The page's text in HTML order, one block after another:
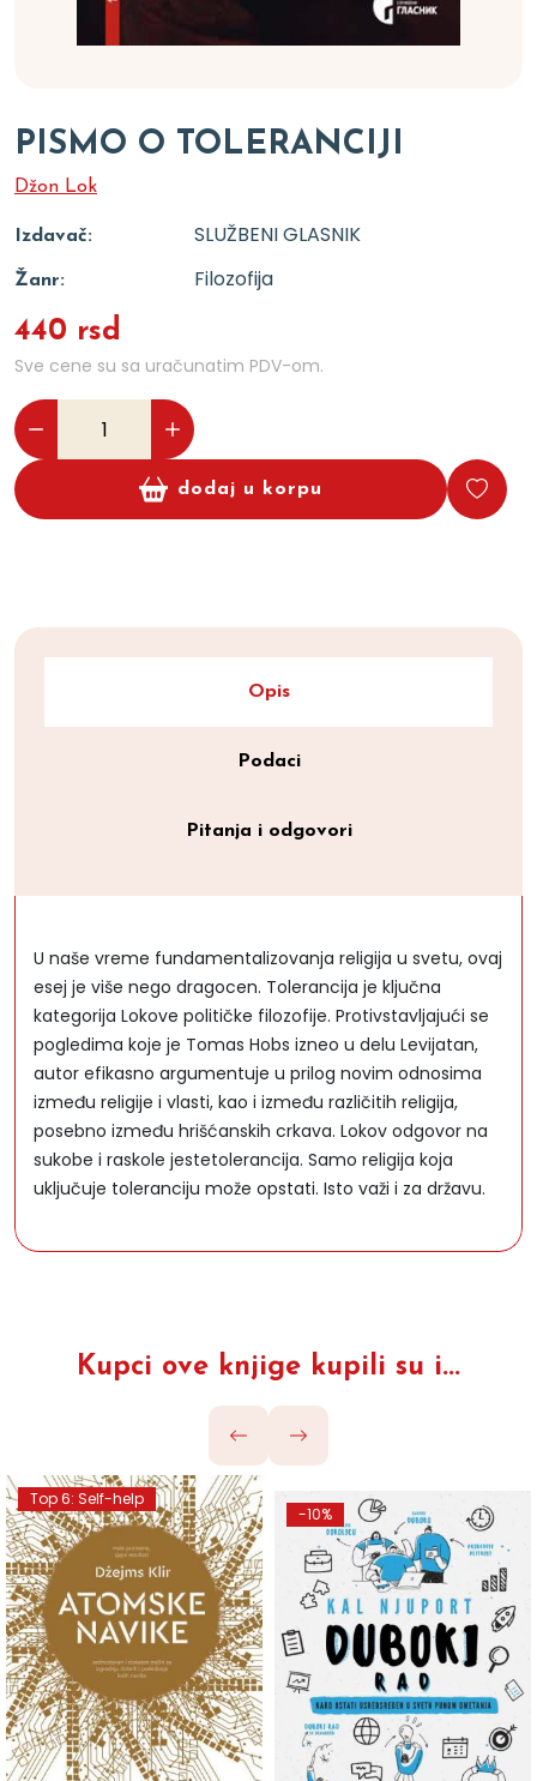
PISMO O TOLERANCIJI
Džon Lok
Izdavač: SLUŽBENI GLASNIK
Žanr: Filozofija
440 rsd
Sve cene su sa uračunatim PDV-om.
dodaj u korpu
Opis
Podaci
Pitanja i odgovori
U naše vreme fundamentalizovanja religija u svetu, ovaj
esej je više nego dragocen. Tolerancija je ključna
kategorija Lokove političke filozofije. Protivstavljajući se
pogledima koje je Tomas Hobs izneo u delu Levijatan,
autor efikasno argumentuje u prilog novim odnosima
između religije i vlasti, kao i između različitih religija,
posebno između hrišćanskih crkava. Lokov odgovor na
sukobe i raskole jestetolerancija. Samo religija koja
uključuje toleranciju može opstati. Isto važi i za državu.
Kupci ove knjige kupili su i...
Top 6: Self-help
-10%